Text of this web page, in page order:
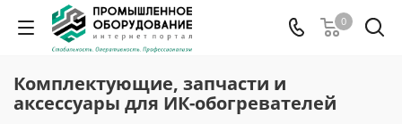
0
Комплектующие, запчасти и
аксессуары для ИК-обогревателей